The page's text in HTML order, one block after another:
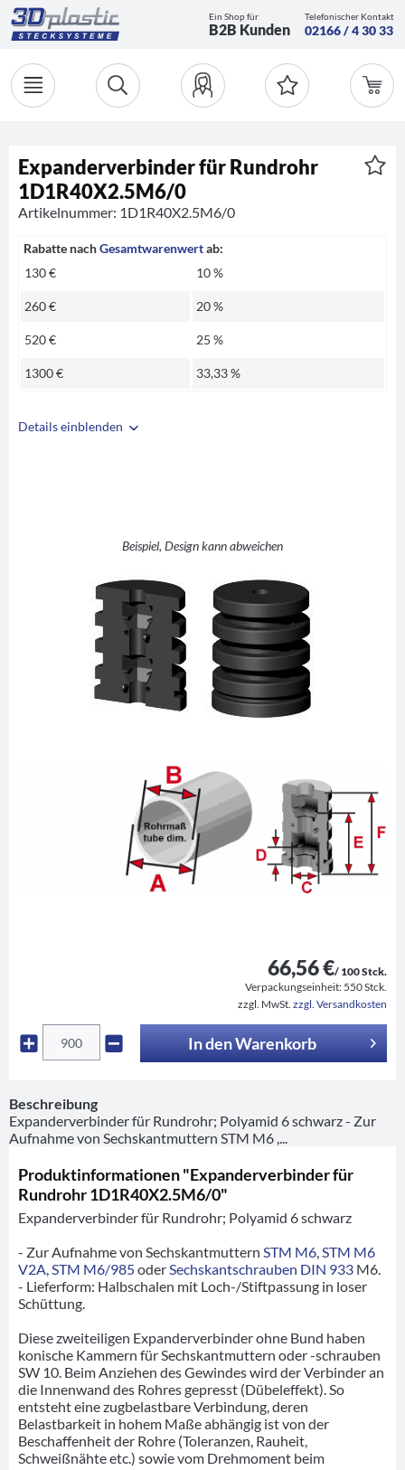
Ein Shop für
B2B Kunden
Telefonischer Kontakt
02166 / 4 30 33
Details einblenden
Beispiel, Design kann abweichen
Expanderverbinder für Rundrohr
1D1R40X2.5M6/0
Artikelnummer: 1D1R40X2.5M6/0
Rabatte nachGesamtwarenwertab:
130 €
10 %
260 € 20 %
520 € 25 %
1300 € 33,33 %
66,56 €/ 100 Stck.
Verpackungseinheit: 550 Stck.
zzgl. MwSt. zzgl. Versandkosten
In denWarenkorb
Beschreibung
Expanderverbinder für Rundrohr; Polyamid 6 schwarz - Zur
Aufnahme von Sechskantmuttern STM M6 ,...
Produktinformationen "Expanderverbinder für
Rundrohr 1D1R40X2.5M6/0"
Expanderverbinder für Rundrohr; Polyamid 6 schwarz
- Zur Aufnahme von Sechskantmuttern STM M6 STM M6
V2A STM M6/985oder Sechskantschrauben DIN 933 M6.
- Lieferform: Halbschalen mit Loch-/Stiftpassung in loser
Schüttung.
Diese zweiteiligen Expanderverbinder ohne Bund haben
konische Kammern für Sechskantmuttern oder -schrauben
SW 10. Beim Anziehen des Gewindes wird der Verbinder an
die Innenwand des Rohres gepresst (Dübeleffekt). So
entsteht eine zugbelastbare Verbindung, deren
Belastbarkeit in hohem Maße abhängig ist von der
Beschaffenheit der Rohre (Toleranzen, Rauheit,
Schweißnähte etc.) sowie vom Drehmoment beim